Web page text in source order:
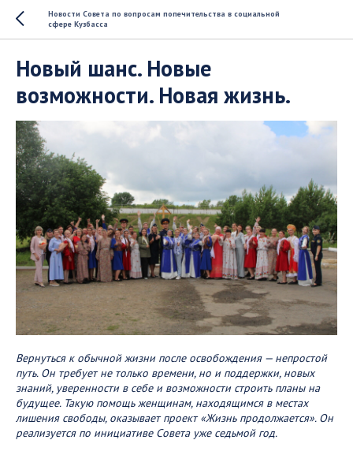
Новости Совета по вопросам попечительства в социальной
сфере Кузбасса
Новый шанс. Новые
возможности. Новая жизнь.
Вернуться к обычной жизни после освобождения — непростой
путь. Он требует не только времени, но и поддержки, новых
знаний, уверенности в себе и возможности строить планы на
будущее. Такую помощь женщинам, находящимся в местах
лишения свободы, оказывает проект «Жизнь продолжается». Он
реализуется по инициативе Совета уже седьмой год.